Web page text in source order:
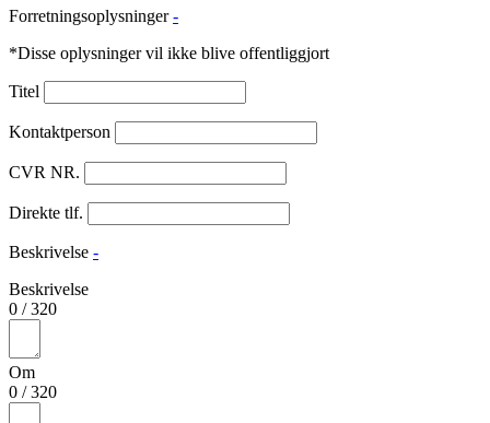
Forretningsoplysninger -
*Disse oplysninger vil ikke blive offentliggjort
Titel
Kontaktperson
CVR NR.
Direkte tlf.
Beskrivelse -
Beskrivelse
0 /320
Om
0 /320